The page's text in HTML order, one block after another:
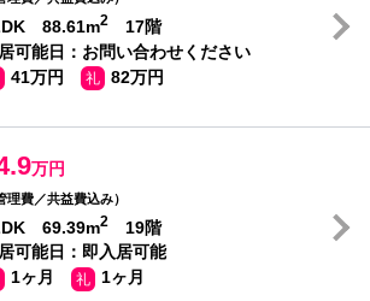
88.61m2
17階
可能日：お問い合わせください
41万円 礼 82万円
万円
理費／共益費込み）
69.39m2
19階
可能日：即入居可能
1ヶ月 礼 1ヶ月